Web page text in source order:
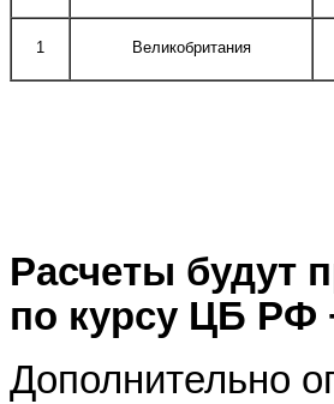
1 Великобритания
Расчеты будут
по курсу ЦБ РФ
Дополнительно